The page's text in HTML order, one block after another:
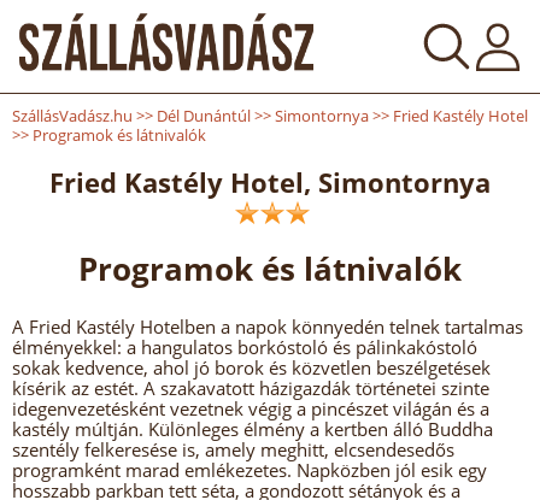
SzállásVadász.hu >> Dél Dunántúl>>Simontornya>> Fried Kastély Hotel
>> Programok és látnivalók
Fried Kastély Hotel, Simontornya
Programok és látnivalók
A Fried Kastély Hotelben a napok könnyedén telnek tartalmas
élményekkel: a hangulatos borkóstoló és pálinkakóstoló
sokak kedvence, ahol jó borok és közvetlen beszélgetések
kísérik az estét. A szakavatott házigazdák történetei szinte
idegenvezetésként vezetnek végig a pincészet világán és a
kastély múltján. Különleges élmény a kertben álló Buddha
szentély felkeresése is, amely meghitt, elcsendesedős
programként marad emlékezetes. Napközben jól esik egy
hosszabb parkban tett séta, a gondozott sétányok és a